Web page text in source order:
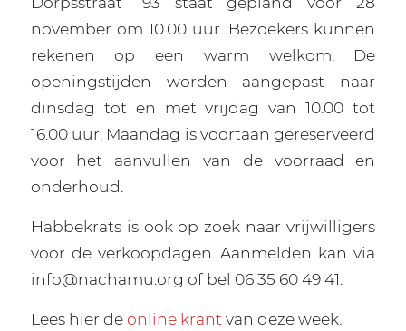
november om 10.00 uur. Bezoekers kunnen
rekenen op een warm welkom. De
openingstijden worden aangepast naar
dinsdag tot en met vrijdag van 10.00 tot
16.00 uur. Maandag is voortaan gereserveerd
voor het aanvullen van de voorraad en
onderhoud.
Habbekrats is ook op zoek naar vrijwilligers
voor de verkoopdagen. Aanmelden kan via
info@nachamu.org of bel 06 35 60 49 41.
Lees hier deonline krant van deze week.